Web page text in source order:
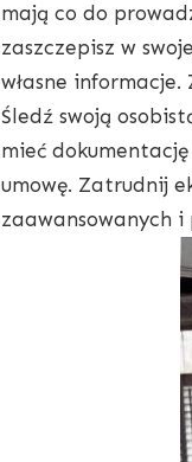
mają co do
zaszczepisz w
własne
Śledź swoją
mieć
umowę. Zatrudnij
zaawansowanych